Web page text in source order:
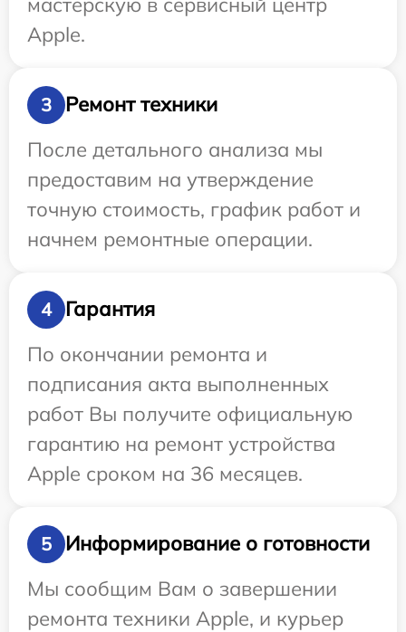
Apple.
3
Ремонт техники
После детального анализа мы
предоставим на утверждение
точную стоимость, график работ и
начнем ремонтные операции.
4
Гарантия
По окончании ремонта и
подписания акта выполненных
работ Вы получите официальную
гарантию на ремонт устройства
Apple сроком на 36 месяцев.
5
Информирование о готовности
Мы сообщим Вам о завершении
ремонта техники Apple, и курьер